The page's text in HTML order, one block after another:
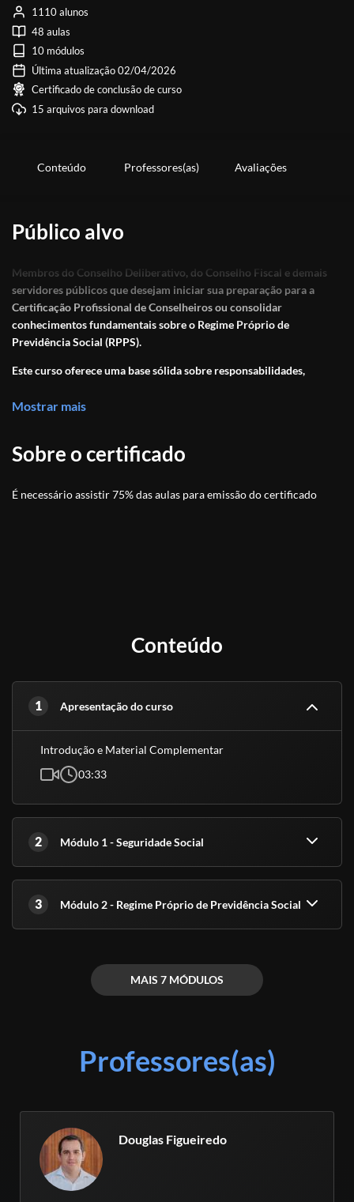
1110 alunos
48 aulas
10 módulos
Última atualização 02/04/2026
Certificado de conclusão de curso
15 arquivos para download
Conteúdo Professores(as) Avaliações
Público alvo
Membros do Conselho Deliberativo, do Conselho Fiscal e demais
servidores públicos que desejam iniciar sua preparação para a
Certificação Profissional de Conselheiros ou consolidar
conhecimentos fundamentais sobre o Regime Próprio de
Previdência Social (RPPS).
Este curso oferece uma base sólida sobre responsabilidades,
participantes para atuarem com ética, segurança técnica e
Mostrar mais
Sobre o certificado
É necessário assistir 75% das aulas para emissão do certificado
Conteúdo
1 Apresentação do curso
Introdução e Material Complementar
03:33
2 Módulo 1 - Seguridade Social
3 Módulo 2 - Regime Próprio de Previdência Social
MAIS 7 MÓDULOS
Professores(as)
Douglas Figueiredo